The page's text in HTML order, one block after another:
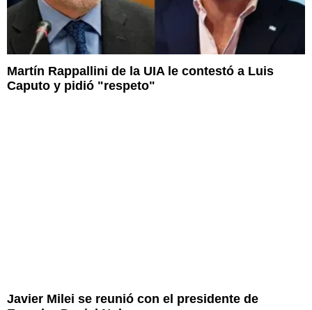
Martín Rappallini de la UIA le contestó a Luis
Caputo y pidió "respeto"
Javier Milei se reunió con el presidente de